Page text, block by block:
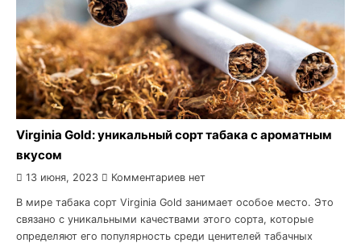
Virginia Gold: уникальный сорт табака с ароматным
вкусом
13 июня, 2023 Комментариев нет
В мире табака сорт Virginia Gold занимает особое место. Это
связано с уникальными качествами этого сорта, которые
определяют его популярность среди ценителей табачных